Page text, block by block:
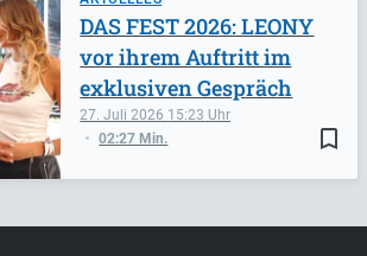
bookmark_border
27. Juli 2026 15:23
02:27 Min.
DAS FEST 2026: LEONY
vor ihrem Auftritt im
exklusiven Gespräch